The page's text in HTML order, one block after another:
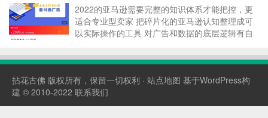
2022的亚马逊需要完整的知识体系才能把控，更
适合专业型卖家 把碎片化的亚马逊认知整理成可
以实际操作的工具 对广告和数据的底层逻辑有自
https://www.aliyundrive.com/s/sPMSMPM92wK
拈花古佛 版权所有，保留一切权利 · 站点地图 基于WordPress构
建 © 2010-2022 联系我们